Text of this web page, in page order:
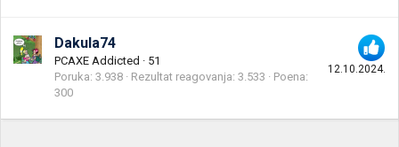
12.10.2024.
Dakula74
PCAXE Addicted · 51
Poruka 3.938 Rezultat reagovanja 3.533
Poena
300